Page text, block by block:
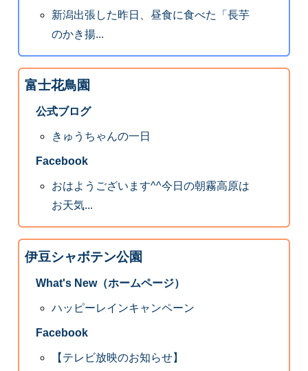
新潟出張した昨日、昼食に食べた「長芋
のかき揚...
富士花鳥園
公式ブログ
きゅうちゃんの一日
Facebook
おはようございます^^今日の朝霧高原は
お天気...
伊豆シャボテン公園
What's New（ホームページ）
ハッピーレインキャンペーン
Facebook
【テレビ放映のお知らせ】